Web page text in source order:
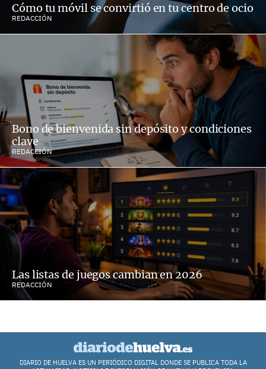
Cómo tu móvil se convirtió en tu centro de ocio
REDACCIÓN
Bono de bienvenida sin depósito y condiciones
clave
REDACCIÓN
Las listas de juegos cambian en 2026
REDACCIÓN
DIARIO DE HUELVA ES UN PERIÓDICO DIGITAL DONDE SE PUBLICA TODA LA